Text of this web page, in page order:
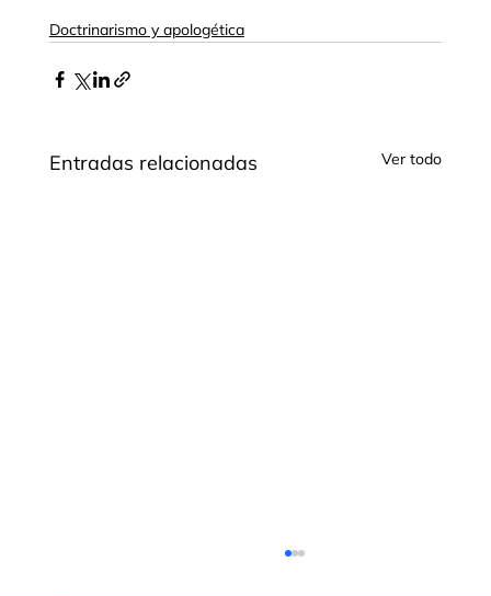
Doctrinarismo y apologética
Entradas relacionadas Ver todo